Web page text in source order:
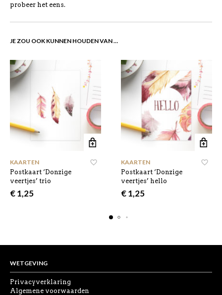
probeer het eens.
JE ZOU OOK KUNNEN HOUDEN VAN …
KAARTEN
Postkaart ‘Donzige
veertjes’ trio
€1,25
KAARTEN
Postkaart ‘Donzige
veertjes’ hello
€1,25
WETGEVING
Privacyverklaring
Algemene voorwaarden